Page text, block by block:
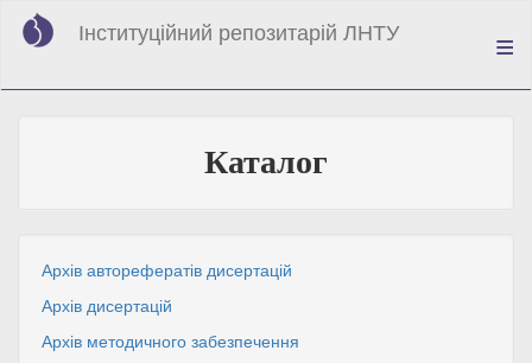
Перейти
вмісту
Інституційний репозитарій ЛНТУ
Каталог
Архів авторефератів дисертацій
Архів дисертацій
Архів методичного забезпечення